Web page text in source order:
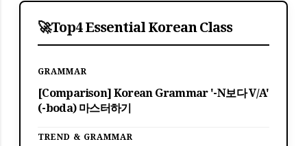
🚀Top4 Essential Korean Class
GRAMMAR
[Comparison] Korean Grammar '-N보다 V/A'
(-boda) 마스터하기
TREND & GRAMMAR